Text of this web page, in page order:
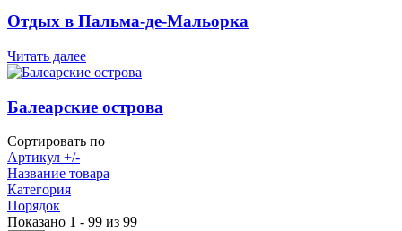
Отдых в Пальма-де-Мальорка
Читать далее
Балеарские острова
Сортировать по
Артикул +/-
Название товара
Категория
Порядок
Показано 1 - 99 из 99